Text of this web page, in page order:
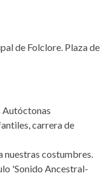
de Folclore. Plaza de
Autóctonas
carrera de
nuestras costumbres.
'Sonido Ancestral-